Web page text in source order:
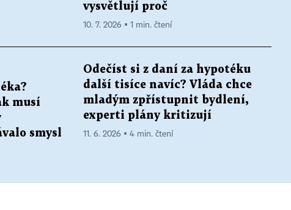
vysvětlují proč
10. 7. 2026 ▪ 1 min. čtení
musí
smysl
Odečíst si z daní za hypotéku
další tisíce navíc? Vláda chce
mladým zpřístupnit bydlení,
experti plány kritizují
11. 6. 2026 ▪ 4 min. čtení